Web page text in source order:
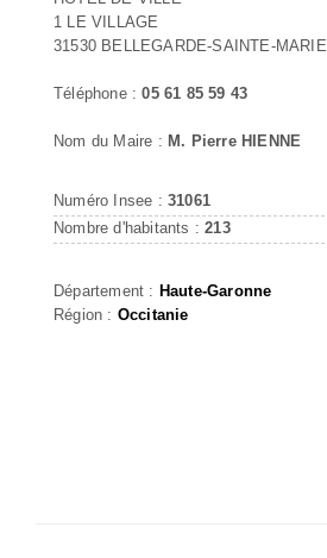
1 LE VILLAGE
31530 BELLEGARDE-SAINTE-MARIE
Téléphone :05 61 85 59 43
Nom du Maire : M. Pierre HIENNE
Numéro Insee : 31061
Nombre d'habitants :213
Département : Haute-Garonne
Région : Occitanie